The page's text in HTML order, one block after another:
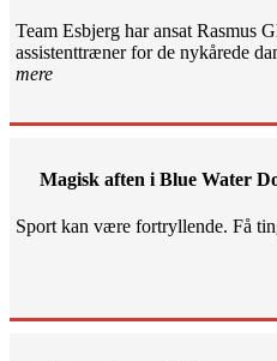
Team Esbjerg har ansat Rasmus
assistenttræner for de nykårede
mere
Magisk aften i Blue Water
Sport kan være fortryllende. Få